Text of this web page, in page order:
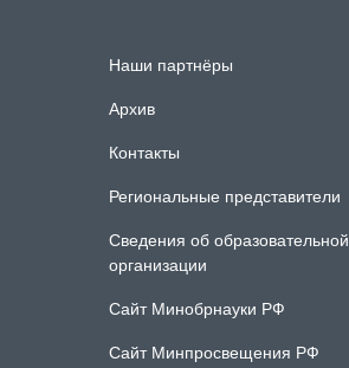
Наши партнёры
Архив
Контакты
Региональные представители
Сведения об образовательной
организации
Сайт Минобрнауки РФ
Сайт Минпросвещения РФ